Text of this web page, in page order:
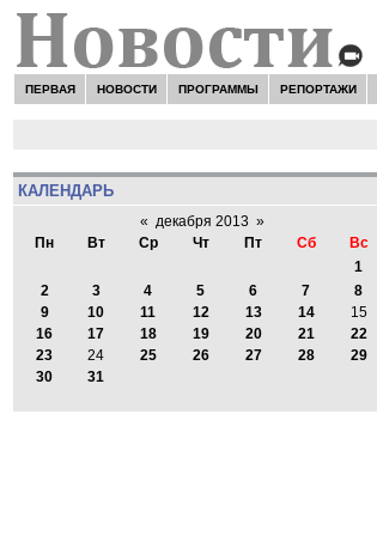
ПЕРВАЯ НОВОСТИ ПРОГРАММЫ РЕПОРТАЖИ
КАЛЕНДАРЬ
« декабря 2013 »
Пн
Вт Ср Чт Пт Сб
Вс
1
2
3 4 5 6 7
8
9
10 11 12 13 14
15
16
17 18 19 20 21
22
23
24 25 26 27 28
29
30
31